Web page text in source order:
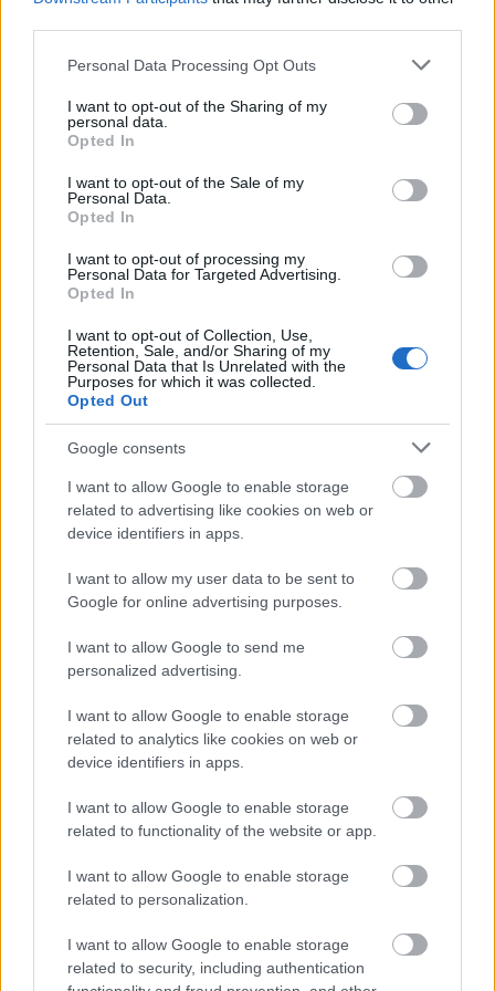
Please note that this website/app uses one or more Google
not limited to your visit or usage behaviour. You may click to
grant or deny consent to Google and its third-party tags to
use your data for below specified purposes in below Google
consent section.
Personal Data Processing Opt Outs
I want to opt-out of the Sharing of my
personal data.
Opted In
I want to opt-out of the Sale of my
Personal Data.
Opted In
I want to opt-out of processing my
Personal Data for Targeted Advertising.
Opted In
I want to opt-out of Collection, Use,
Retention, Sale, and/or Sharing of my
Personal Data that Is Unrelated with the
Purposes for which it was collected.
Opted Out
Google consents
I want to allow Google to enable storage
related to advertising like cookies on web or
device identifiers in apps.
I want to allow my user data to be sent to
Google for online advertising purposes.
I want to allow Google to send me
personalized advertising.
I want to allow Google to enable storage
related to analytics like cookies on web or
device identifiers in apps.
I want to allow Google to enable storage
related to functionality of the website or app.
I want to allow Google to enable storage
related to personalization.
I want to allow Google to enable storage
related to security, including authentication
Tilaa uutiskirjeemme
LUETUIMMAT
LISÄÄ ARTIKKELEITA